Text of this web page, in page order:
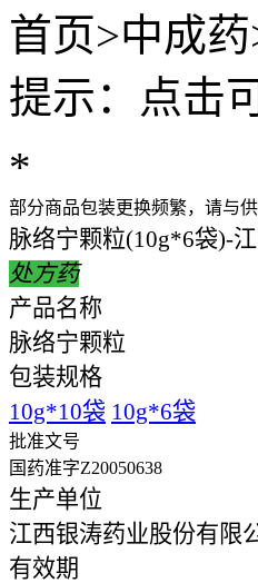
首页>中成药
提示：点击
*
部分商品包装更换频繁，请与
脉络宁颗粒(10g*6袋)-
处方药
产品名称
脉络宁颗粒
包装规格
10g*10袋 10g*6袋
批准文号
国药准字Z20050638
生产单位
江西银涛药业股份有限
有效期